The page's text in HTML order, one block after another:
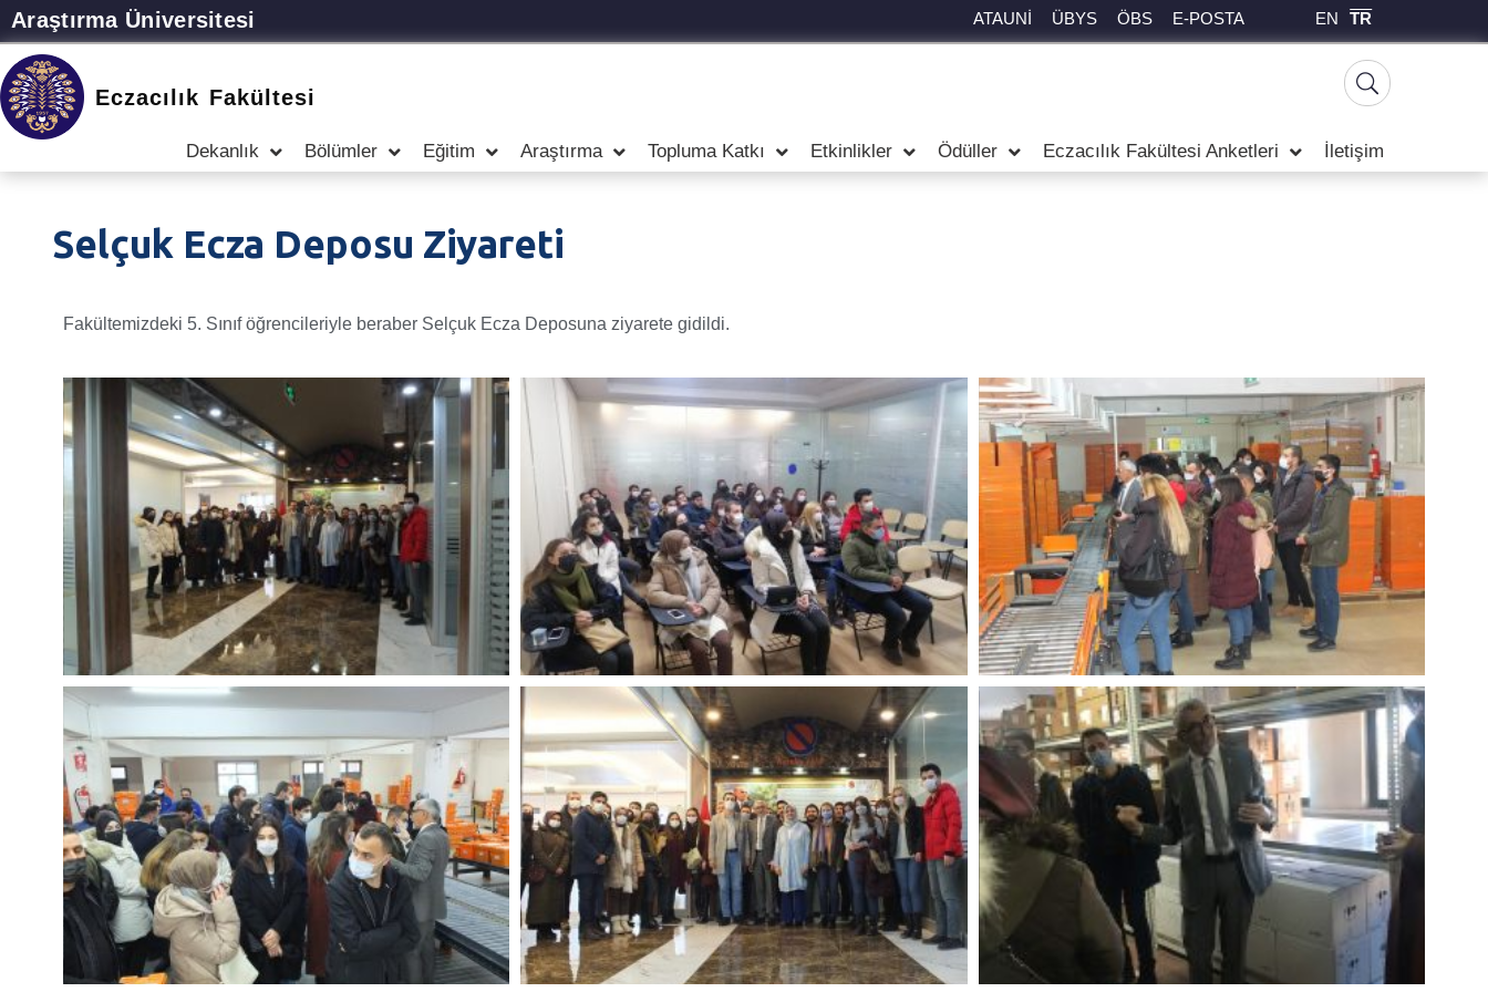
Araştırma Üniversitesi ATAUNİ ÜBYS ÖBS E-POSTA EN TR
Eczacılık Fakültesi
Dekanlık Bölümler Eğitim Araştırma Topluma Katkı Etkinlikler Ödüller Eczacılık Fakültesi Anketleri İletişim
Selçuk Ecza Deposu Ziyareti
Fakültemizdeki 5. Sınıf öğrencileriyle beraber Selçuk Ecza Deposuna ziyarete gidildi.